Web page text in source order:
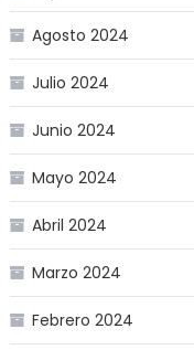
Agosto 2024
Julio 2024
Junio 2024
Mayo 2024
Abril 2024
Marzo 2024
Febrero 2024